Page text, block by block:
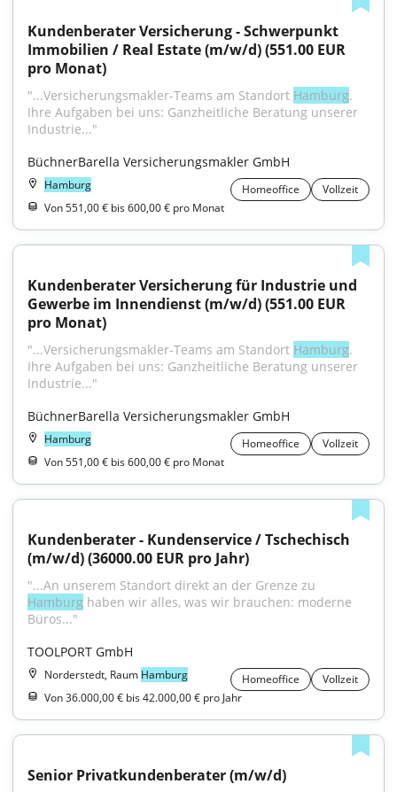
Kundenberater Versicherung - Schwerpunkt
Immobilien / Real Estate (m/w/d) (551.00 EUR
pro Monat)
"...Versicherungsmakler-Teams am Standort Hamburg.
Ihre Aufgaben bei uns: Ganzheitliche Beratung unserer
Industrie..."
BüchnerBarella Versicherungsmakler GmbH
Hamburg Homeoffice
Vollzeit
Von 551,00 € bis 600,00 € pro Monat
Kundenberater Versicherung für Industrie und
Gewerbe im Innendienst (m/w/d) (551.00 EUR
pro Monat)
"...Versicherungsmakler-Teams am Standort Hamburg.
Ihre Aufgaben bei uns: Ganzheitliche Beratung unserer
Industrie..."
BüchnerBarella Versicherungsmakler GmbH
Hamburg Homeoffice
Vollzeit
Von 551,00 € bis 600,00 € pro Monat
Kundenberater - Kundenservice / Tschechisch
(m/w/d) (36000.00 EUR pro Jahr)
Hamburg haben wir alles, was wir brauchen: moderne
Büros..."
TOOLPORT GmbH
Norderstedt, Raum Hamburg Homeoffice
Vollzeit
Von 36.000,00 € bis 42.000,00 € pro Jahr
Senior Privatkundenberater (m/w/d)